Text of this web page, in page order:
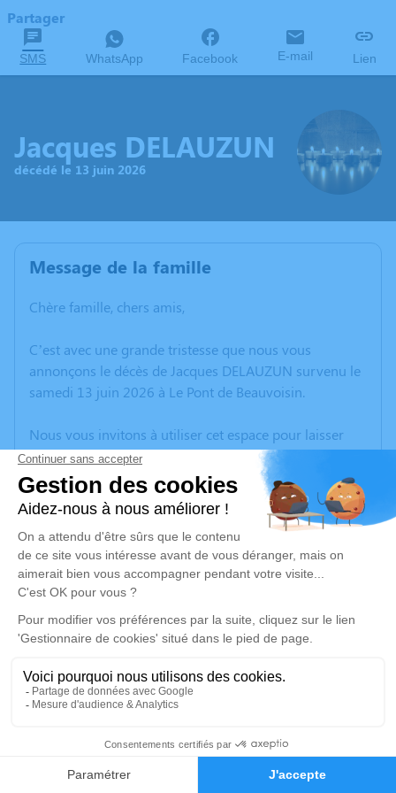
Faire-part Hommages
Partager
SMS WhatsApp Facebook E-mail Lien
Jacques DELAUZUN
décédé le 13 juin 2026
Message de la famille
Chère famille, chers amis,
C’est avec une grande tristesse que nous vous
annonçons le décès de Jacques DELAUZUN survenu le
samedi 13 juin 2026 à Le Pont de Beauvoisin.
Nous vous invitons à utiliser cet espace pour laisser
vos condoléances, partager des photos souvenirs, une
anecdote ou exprimer vos pensées à travers des
poèmes ou des textes. Cet endroit est un lieu
d'expression dédié à honorer la mémoire de Jacques
DELAUZUN.
Un service de plantation d’arbre hommage est
disponible ici.
Je rends hommage
Cérémonie
Chambre funeraire
38510 Morestel